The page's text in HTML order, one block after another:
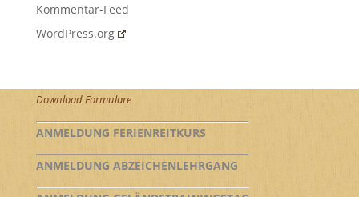
Kommentar-Feed
WordPress.org
Download Formulare
ANMELDUNG FERIENREITKURS
ANMELDUNG ABZEICHENLEHRGANG